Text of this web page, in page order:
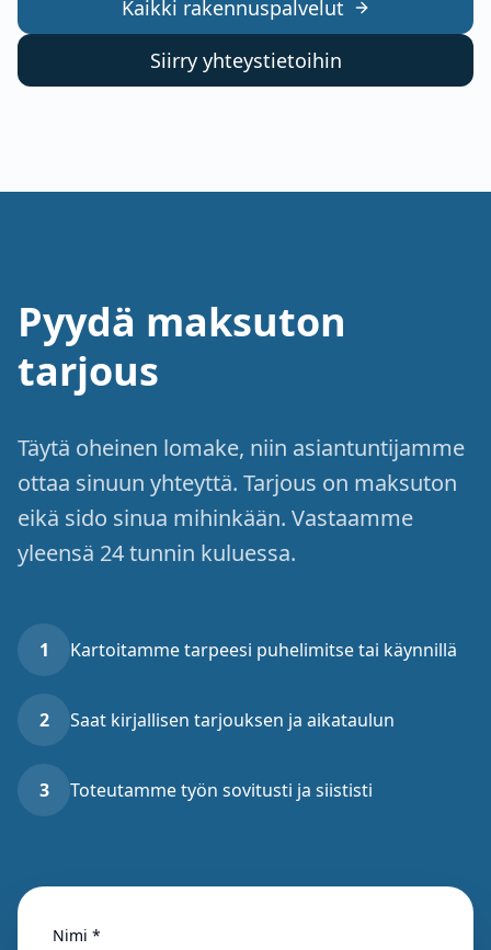
Kaikki rakennuspalvelut
Siirry yhteystietoihin
Pyydä maksuton
tarjous
Täytä oheinen lomake, niin asiantuntijamme
ottaa sinuun yhteyttä. Tarjous on maksuton
eikä sido sinua mihinkään. Vastaamme
yleensä 24 tunnin kuluessa.
1 Kartoitamme tarpeesi puhelimitse tai käynnillä
2 Saat kirjallisen tarjouksen ja aikataulun
3 Toteutamme työn sovitusti ja siististi
Nimi *